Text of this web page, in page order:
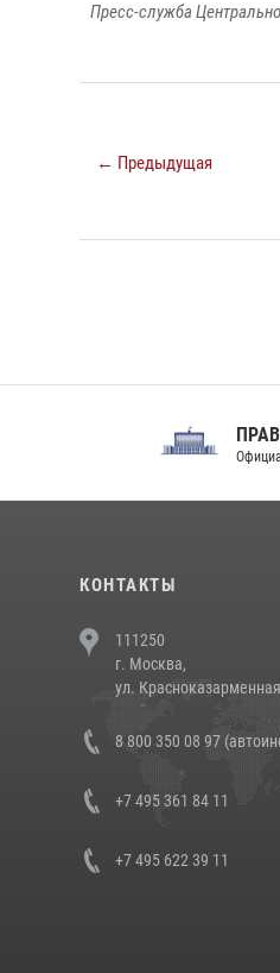
Пресс-служба
← Предыдущая
Официальный сайт
КОНТАКТЫ
111250
г. Москва,
ул.
8 800 350 08 97
+7 495 361 84 11
+7 495 622 39 11